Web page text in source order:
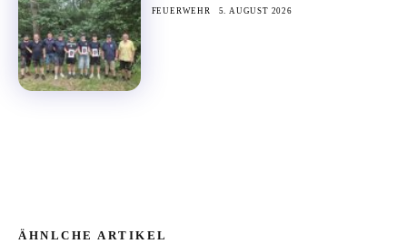
FEUERWEHR 5. AUGUST 2026
ÄHNLCHE ARTIKEL